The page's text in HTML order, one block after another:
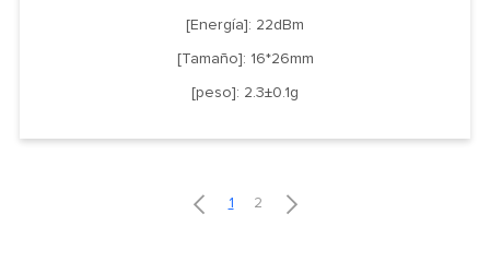
[Energía]: 22dBm
[Tamaño]: 16*26mm
[peso]: 2.3±0.1g
 1 2 